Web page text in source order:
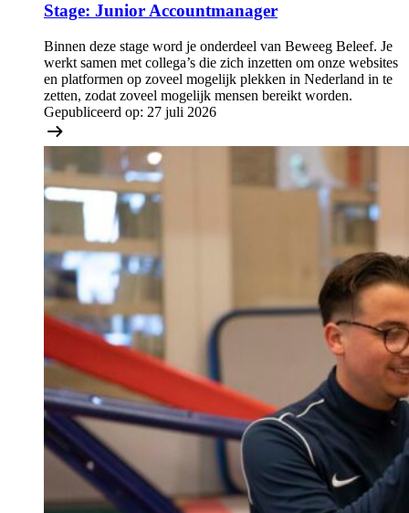
Stage: Junior Accountmanager
Binnen deze stage word je onderdeel van Beweeg Beleef. Je
werkt samen met collega’s die zich inzetten om onze websites
en platformen op zoveel mogelijk plekken in Nederland in te
zetten, zodat zoveel mogelijk mensen bereikt worden.
Gepubliceerd op: 27 juli 2026